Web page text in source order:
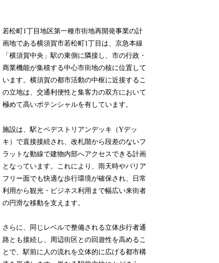
若松町1丁目地区第一種市街地再開発事業の計
画地である横須賀市若松町1丁目は、京急本線
「横須賀中央」駅の東側に隣接し、市の行政・
商業機能が集積する中心市街地の核に位置して
います。横須賀の都市活動の中枢に近接するこ
の立地は、交通利便性と集客力の双方において
極めて高いポテンシャルを有しています。
施設は、駅とペデストリアンデッキ（Yデッ
キ）で直接接続され、改札階から段差のないフ
ラットな動線で建物内部へアクセスできる計画
となっています。これにより、雨天時やバリア
フリー面でも快適な歩行環境が確保され、日常
利用から観光・ビジネス利用まで幅広い来街者
の円滑な移動を支えます。
さらに、同じレベルで整備される立体歩行者通
路とも接続し、周辺街区との回遊性を高めるこ
とで、駅前に人の流れを立体的に広げる都市構